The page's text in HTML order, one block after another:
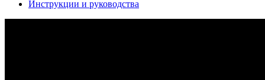
Инструкции и руководства